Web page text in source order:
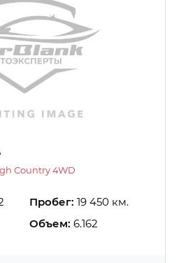
Country 4WD
Пробег: 19 450 км.
Объем: 6.162